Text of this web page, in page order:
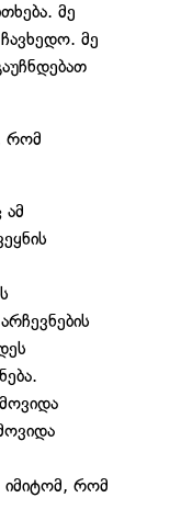
მე
მე
რომ
იმიტომ, რომ